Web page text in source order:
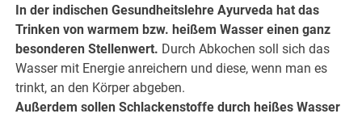
In der indischen Gesundheitslehre Ayurveda hat das
Trinken von warmem bzw. heißem Wasser einen ganz
besonderen Stellenwert. Durch Abkochen soll sich das
Wasser mit Energie anreichern und diese, wenn man es
trinkt, an den Körper abgeben.
Außerdem sollen Schlackenstoffe durch heißes Wasser